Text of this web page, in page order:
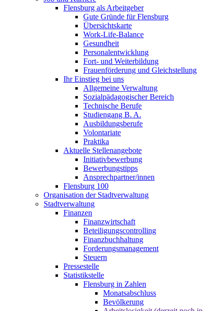
Flensburg als Arbeitgeber
Gute Gründe für Flensburg
Übersichtskarte
Work-Life-Balance
Gesundheit
Personalentwicklung
Fort- und Weiterbildung
Frauenförderung und Gleichstellung
Ihr Einstieg bei uns
Allgemeine Verwaltung
Sozialpädagogischer Bereich
Technische Berufe
Studiengang B. A.
Ausbildungsberufe
Volontariate
Praktika
Aktuelle Stellenangebote
Initiativbewerbung
Bewerbungstipps
Ansprechpartner/innen
Flensburg 100
Organisation der Stadtverwaltung
Stadtverwaltung
Finanzen
Finanzwirtschaft
Beteiligungscontrolling
Finanzbuchhaltung
Forderungsmanagement
Steuern
Pressestelle
Statistikstelle
Flensburg in Zahlen
Monatsabschluss
Bevölkerung